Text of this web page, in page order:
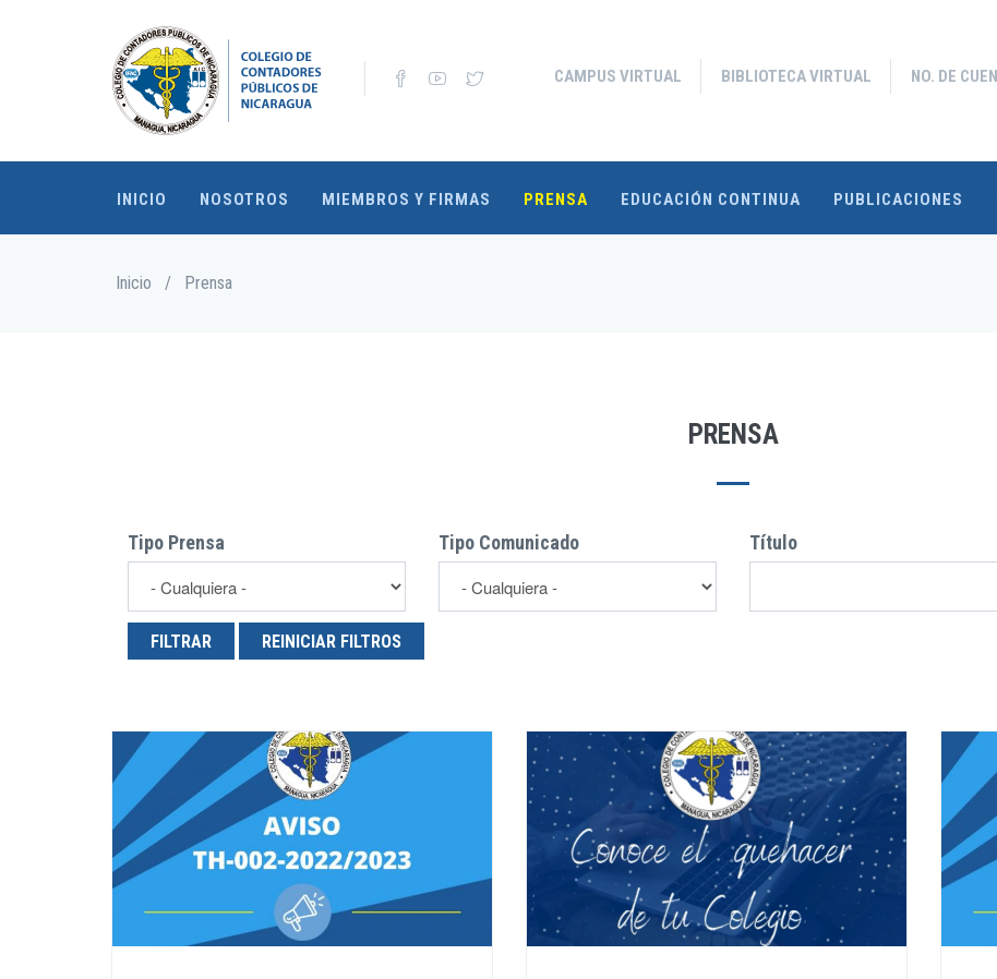
CAMPUS VIRTUAL BIBLIOTECA VIRTUAL NO. DE
INICIO NOSOTROS MIEMBROS Y FIRMAS PRENSA EDUCACIÓN CONTINUA PUBLICACIONES
Sobrescribir
Inicio / Prensa
PRENSA
Tipo Prensa Tipo Comunicado Título